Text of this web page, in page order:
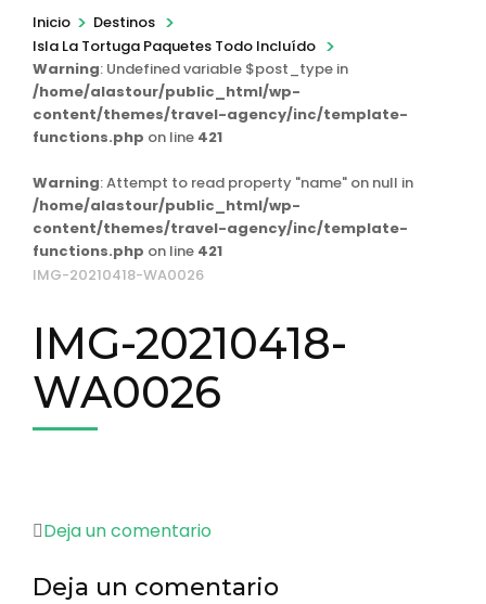
Inicio > Destinos >
Isla La Tortuga Paquetes Todo Incluído >
Warning: Undefined variable $post_type in
/home/alastour/public_html/wp-
content/themes/travel-agency/inc/template-
functions.php on line 421
Warning: Attempt to read property "name" on null in
/home/alastour/public_html/wp-
content/themes/travel-agency/inc/template-
functions.php on line 421
IMG-20210418-WA0026
IMG-20210418-
WA0026
Deja un comentario
20210418-
Deja un comentario